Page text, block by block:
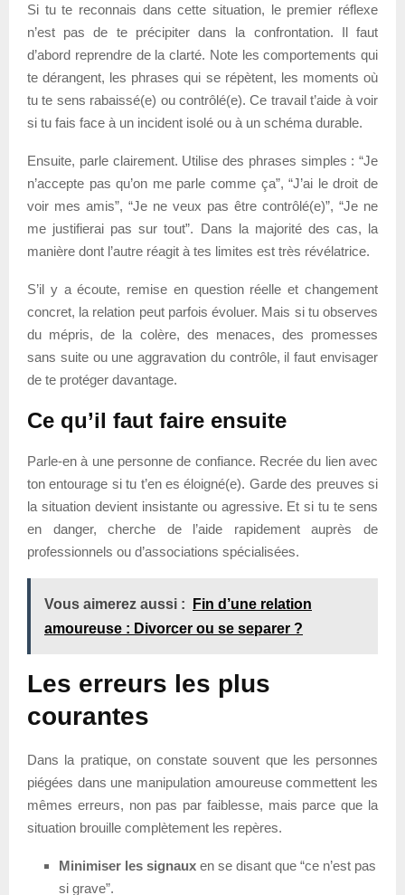
Si tu te reconnais dans cette situation, le premier réflexe
n’est pas de te précipiter dans la confrontation. Il faut
d’abord reprendre de la clarté. Note les comportements qui
te dérangent, les phrases qui se répètent, les moments où
tu te sens rabaissé(e) ou contrôlé(e). Ce travail t’aide à voir
si tu fais face à un incident isolé ou à un schéma durable.
Ensuite, parle clairement. Utilise des phrases simples : “Je
n’accepte pas qu’on me parle comme ça”, “J’ai le droit de
voir mes amis”, “Je ne veux pas être contrôlé(e)”, “Je ne
me justifierai pas sur tout”. Dans la majorité des cas, la
manière dont l’autre réagit à tes limites est très révélatrice.
S’il y a écoute, remise en question réelle et changement
concret, la relation peut parfois évoluer. Mais si tu observes
du mépris, de la colère, des menaces, des promesses
sans suite ou une aggravation du contrôle, il faut envisager
de te protéger davantage.
Ce qu’il faut faire ensuite
Parle-en à une personne de confiance. Recrée du lien avec
ton entourage si tu t’en es éloigné(e). Garde des preuves si
la situation devient insistante ou agressive. Et si tu te sens
en danger, cherche de l’aide rapidement auprès de
professionnels ou d’associations spécialisées.
Vous aimerez aussi :
Fin d’une relation
amoureuse : Divorcer ou se separer ?
Les erreurs les plus
courantes
Dans la pratique, on constate souvent que les personnes
piégées dans une manipulation amoureuse commettent les
mêmes erreurs, non pas par faiblesse, mais parce que la
situation brouille complètement les repères.
Minimiser les signaux en se disant que “ce n’est pas
si grave”.